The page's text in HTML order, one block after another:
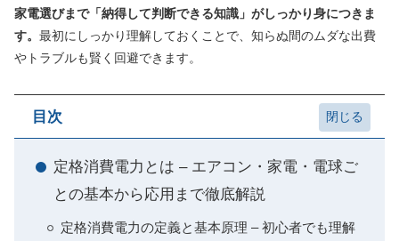
家電選びまで「納得して判断できる知識」がしっかり身につきま
す。 最初にしっかり理解しておくことで、知らぬ間のムダな出費
やトラブルも賢く回避できます。
目次
定格消費電力とは – エアコン・家電・電球ご
との基本から応用まで徹底解説
定格消費電力の定義と基本原理 – 初心者でも理解